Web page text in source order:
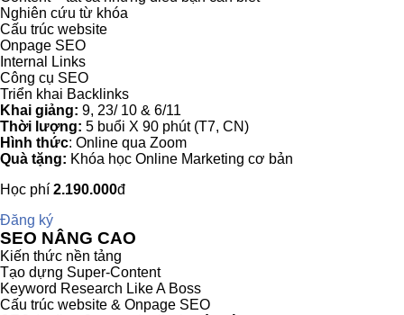
Nghiên cứu từ khóa
Cấu trúc website
Onpage SEO
Internal Links
Công cụ SEO
Triển khai Backlinks
Khai giảng: 9, 23/ 10 & 6/11
Thời lượng: 5 buổi X 90 phút (T7, CN)
Hình thức: Online qua Zoom
Quà tặng: Khóa học Online Marketing cơ bản
Học phí 2.190.000đ
Đăng ký
SEO NÂNG CAO
Kiến thức nền tảng
Tạo dựng Super-Content
Keyword Research Like A Boss
Cấu trúc website & Onpage SEO